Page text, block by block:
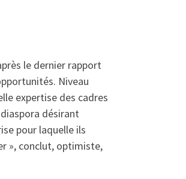
le dernier rapport
Niveau
expertise des cadres
désirant
pour laquelle ils
», conclut, optimiste,